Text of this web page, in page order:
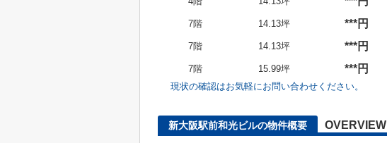
7階 14.13坪 ***円
7階 14.13坪 ***円
7階 15.99坪 ***円
現状の確認はお気軽にお問い合わせください。
新大阪駅前和光ビルの物件概要 OVERVIEW